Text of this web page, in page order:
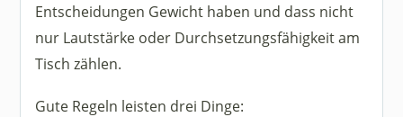
Entscheidungen Gewicht haben und dass nicht
nur Lautstärke oder Durchsetzungsfähigkeit am
Tisch zählen.
Gute Regeln leisten drei Dinge: